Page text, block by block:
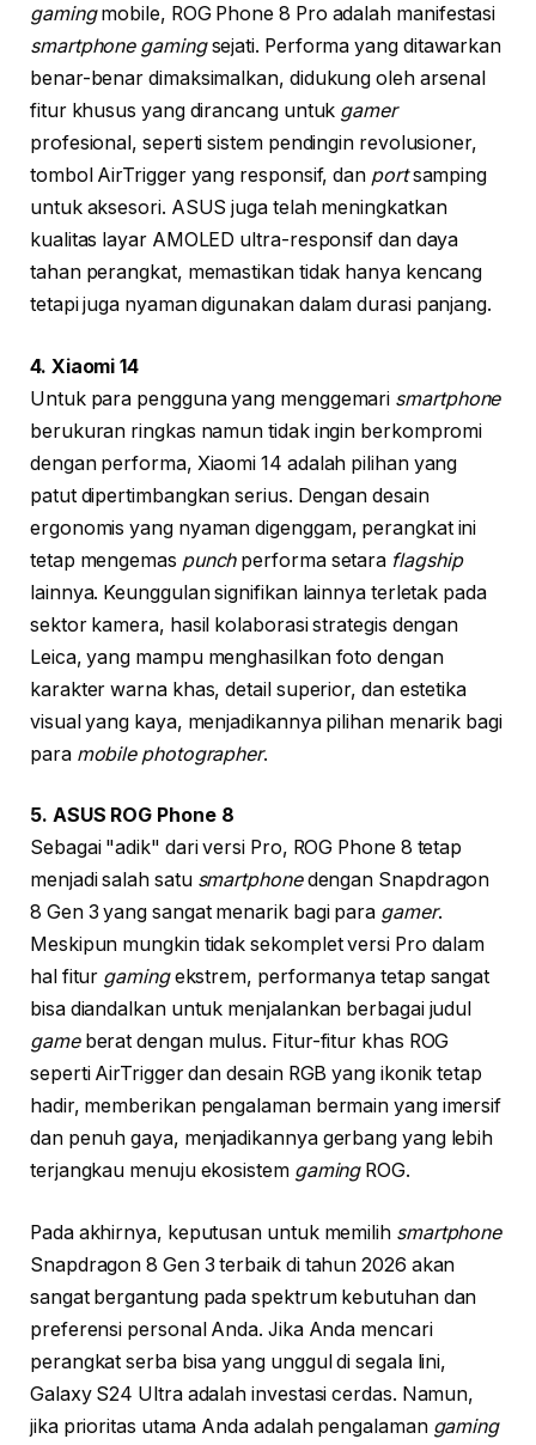
gamingmobile, ROG Phone 8 Pro adalah manifestasi
smartphone gamingsejati. Performa yang ditawarkan
benar-benar dimaksimalkan, didukung oleh arsenal
fitur khusus yang dirancang untuk gamer
profesional, seperti sistem pendingin revolusioner,
tombol AirTrigger yang responsif, dan portsamping
untuk aksesori. ASUS juga telah meningkatkan
kualitas layar AMOLED ultra-responsif dan daya
tahan perangkat, memastikan tidak hanya kencang
tetapi juga nyaman digunakan dalam durasi panjang.
4. Xiaomi 14
Untuk para pengguna yang menggemari smartphone
berukuran ringkas namun tidak ingin berkompromi
dengan performa, Xiaomi 14 adalah pilihan yang
patut dipertimbangkan serius. Dengan desain
ergonomis yang nyaman digenggam, perangkat ini
tetap mengemas punchperforma setara flagship
lainnya. Keunggulan signifikan lainnya terletak pada
sektor kamera, hasil kolaborasi strategis dengan
Leica, yang mampu menghasilkan foto dengan
karakter warna khas, detail superior, dan estetika
visual yang kaya, menjadikannya pilihan menarik bagi
para mobile photographer.
5. ASUS ROG Phone 8
Sebagai "adik" dari versi Pro, ROG Phone 8 tetap
menjadi salah satu smartphonedengan Snapdragon
8 Gen 3 yang sangat menarik bagi para gamer.
Meskipun mungkin tidak sekomplet versi Pro dalam
hal fitur gamingekstrem, performanya tetap sangat
bisa diandalkan untuk menjalankan berbagai judul
gameberat dengan mulus. Fitur-fitur khas ROG
seperti AirTrigger dan desain RGB yang ikonik tetap
hadir, memberikan pengalaman bermain yang imersif
dan penuh gaya, menjadikannya gerbang yang lebih
terjangkau menuju ekosistem gamingROG.
Pada akhirnya, keputusan untuk memilih smartphone
Snapdragon 8 Gen 3 terbaik di tahun 2026 akan
sangat bergantung pada spektrum kebutuhan dan
preferensi personal Anda. Jika Anda mencari
perangkat serba bisa yang unggul di segala lini,
Galaxy S24 Ultra adalah investasi cerdas. Namun,
jika prioritas utama Anda adalah pengalaman gaming